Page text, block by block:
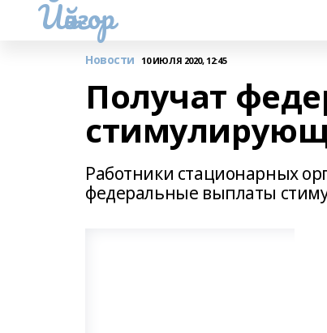
Йәйғор
Новости 10 ИЮЛЯ 2020, 12:45
Получат
Работники стационарных
федеральные выплаты